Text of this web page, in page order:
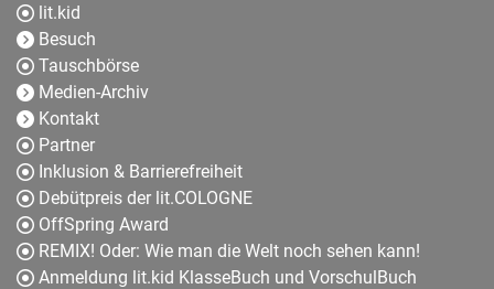
lit.kid
Besuch
Tauschbörse
Medien-Archiv
Kontakt
Partner
Inklusion & Barrierefreiheit
Debütpreis der lit.COLOGNE
OffSpring Award
REMIX! Oder: Wie man die Welt noch sehen kann!
Anmeldung lit.kid KlasseBuch und VorschulBuch